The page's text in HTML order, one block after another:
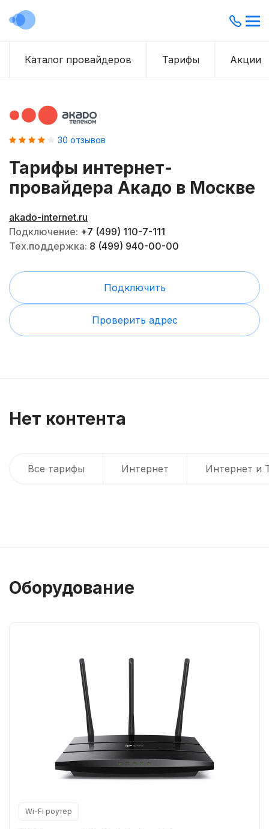
Каталог провайдеров Тарифы Акции
30 отзывов
Тарифы интернет-
провайдера Акадо в Москве
akado-internet.ru
Подключение: +7 (499) 110-7-111
Тех.поддержка: 8 (499) 940-00-00
Подключить
Проверить адрес
Нет контента
Все тарифы Интернет Интернет и
Оборудование
Wi-Fi роутер